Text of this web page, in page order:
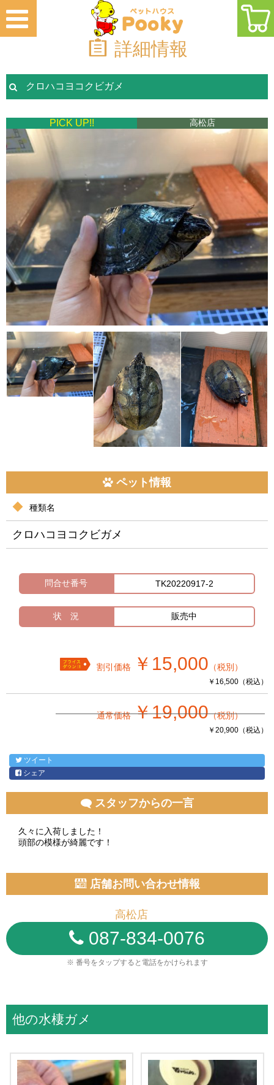
詳細情報
クロハコヨコクビガメ
PICK UP!! 高松店
ペット情報
種類名
クロハコヨコクビガメ
問合せ番号 TK20220917-2
状 況 販売中
割引価格 ￥15,000 （税別）
￥16,500（税込）
通常価格￥19,000（税別）
￥20,900（税込）
ツイート
シェア
スタッフからの一言
久々に入荷しました！
頭部の模様が綺麗です！
店舗お問い合わせ情報
高松店
087-834-0076
※ 番号をタップすると電話をかけられます
他の水棲ガメ